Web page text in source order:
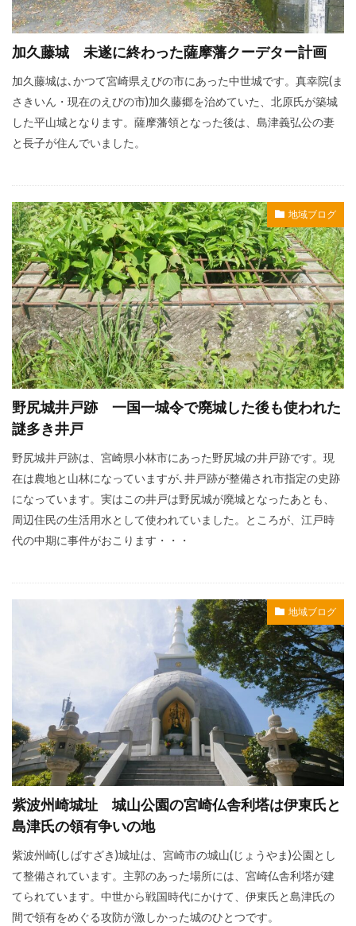
加久藤城 未遂に終わった薩摩藩クーデター計画
加久藤城は､かつて宮崎県えびの市にあった中世城です。真幸院(ま
さきいん・現在のえびの市)加久藤郷を治めていた、北原氏が築城
した平山城となります。薩摩藩領となった後は、島津義弘公の妻
と長子が住んでいました。
地域ブログ
野尻城井戸跡 一国一城令で廃城した後も使われた
謎多き井戸
野尻城井戸跡は、宮崎県小林市にあった野尻城の井戸跡です。現
在は農地と山林になっていますが､井戸跡が整備され市指定の史跡
になっています。実はこの井戸は野尻城が廃城となったあとも、
周辺住民の生活用水として使われていました。ところが、江戸時
代の中期に事件がおこります・・・
地域ブログ
紫波州崎城址 城山公園の宮崎仏舎利塔は伊東氏と
島津氏の領有争いの地
紫波州崎(しばすざき)城址は、宮崎市の城山(じょうやま)公園とし
て整備されています。主郭のあった場所には、宮崎仏舎利塔が建
てられています。中世から戦国時代にかけて、伊東氏と島津氏の
間で領有をめぐる攻防が激しかった城のひとつです。